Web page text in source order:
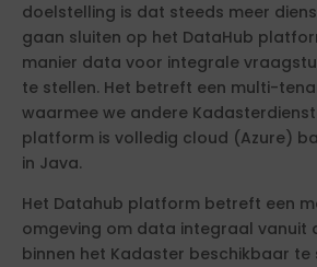
doelstelling is dat steeds meer
gaan sluiten op het DataHub
manier data voor integrale
te stellen. Het betreft een multi-
waarmee we andere
platform is volledig cloud (Azure)
in Java.
Het Datahub platform betreft een
omgeving om data integraal vanuit
binnen het Kadaster beschikbaar te